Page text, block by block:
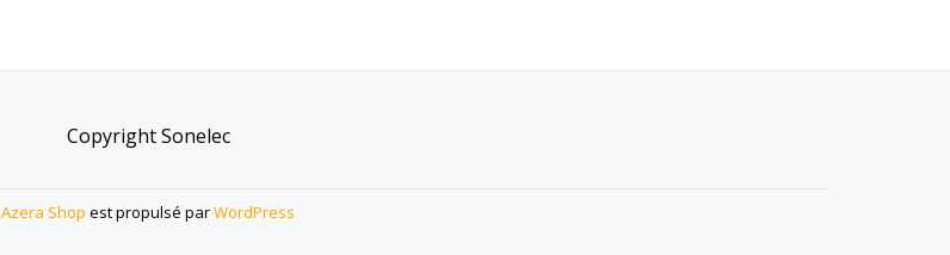
Copyright Sonelec
Azera Shop est propulsé parWordPress